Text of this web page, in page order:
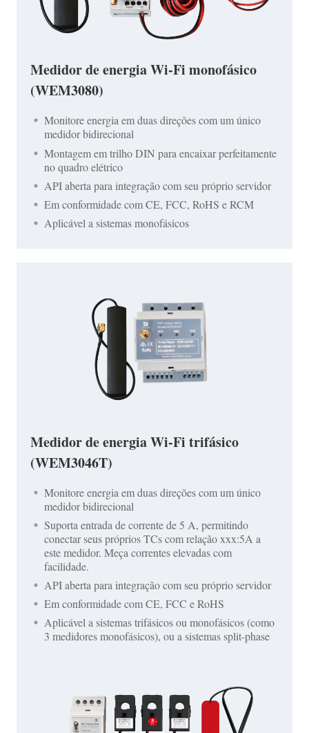
Medidor de energia Wi-Fi monofásico
(WEM3080)
Monitore energia em duas direções com um único
medidor bidirecional
Montagem em trilho DIN para encaixar perfeitamente
no quadro elétrico
API aberta para integração com seu próprio servidor
Em conformidade com CE, FCC, RoHS e RCM
Aplicável a sistemas monofásicos
Medidor de energia Wi-Fi trifásico
(WEM3046T)
Monitore energia em duas direções com um único
medidor bidirecional
Suporta entrada de corrente de 5 A, permitindo
conectar seus próprios TCs com relação xxx:5A a
este medidor. Meça correntes elevadas com
facilidade.
API aberta para integração com seu próprio servidor
Em conformidade com CE, FCC e RoHS
Aplicável a sistemas trifásicos ou monofásicos (como
3 medidores monofásicos), ou a sistemas split-phase